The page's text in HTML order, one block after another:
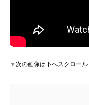
▼次の画像は下へスクロー